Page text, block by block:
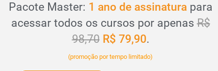
Pacote Master: 1 ano de assinatura para
acessar todos os cursos por apenasR$
98,70 R$ 79,90.
(promoção por tempo limitado)